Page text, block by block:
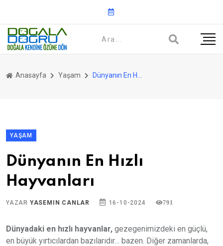
Anasayfa Yaşam
YAŞAM
Dünyanın En Hızlı
Hayvanları
YAZAR YASEMIN CANLAR 16-10-2024 791
Dünyadaki en hızlı hayvanlar, gezegenimizdeki en güçlü,
en büyük yırtıcılardan bazılarıdır… bazen. Diğer zamanlarda,